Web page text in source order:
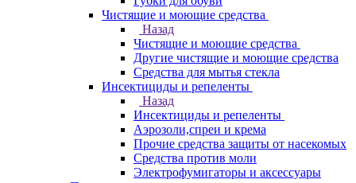
Чистящие и моющие средства
Назад
Чистящие и моющие средства
Другие чистящие и моющие средства
Средства для мытья стекла
Инсектициды и репеленты
Назад
Инсектициды и репеленты
Аэрозоли,спреи и крема
Прочие средства защиты от насекомых
Средства против моли
Электрофумигаторы и аксессуары